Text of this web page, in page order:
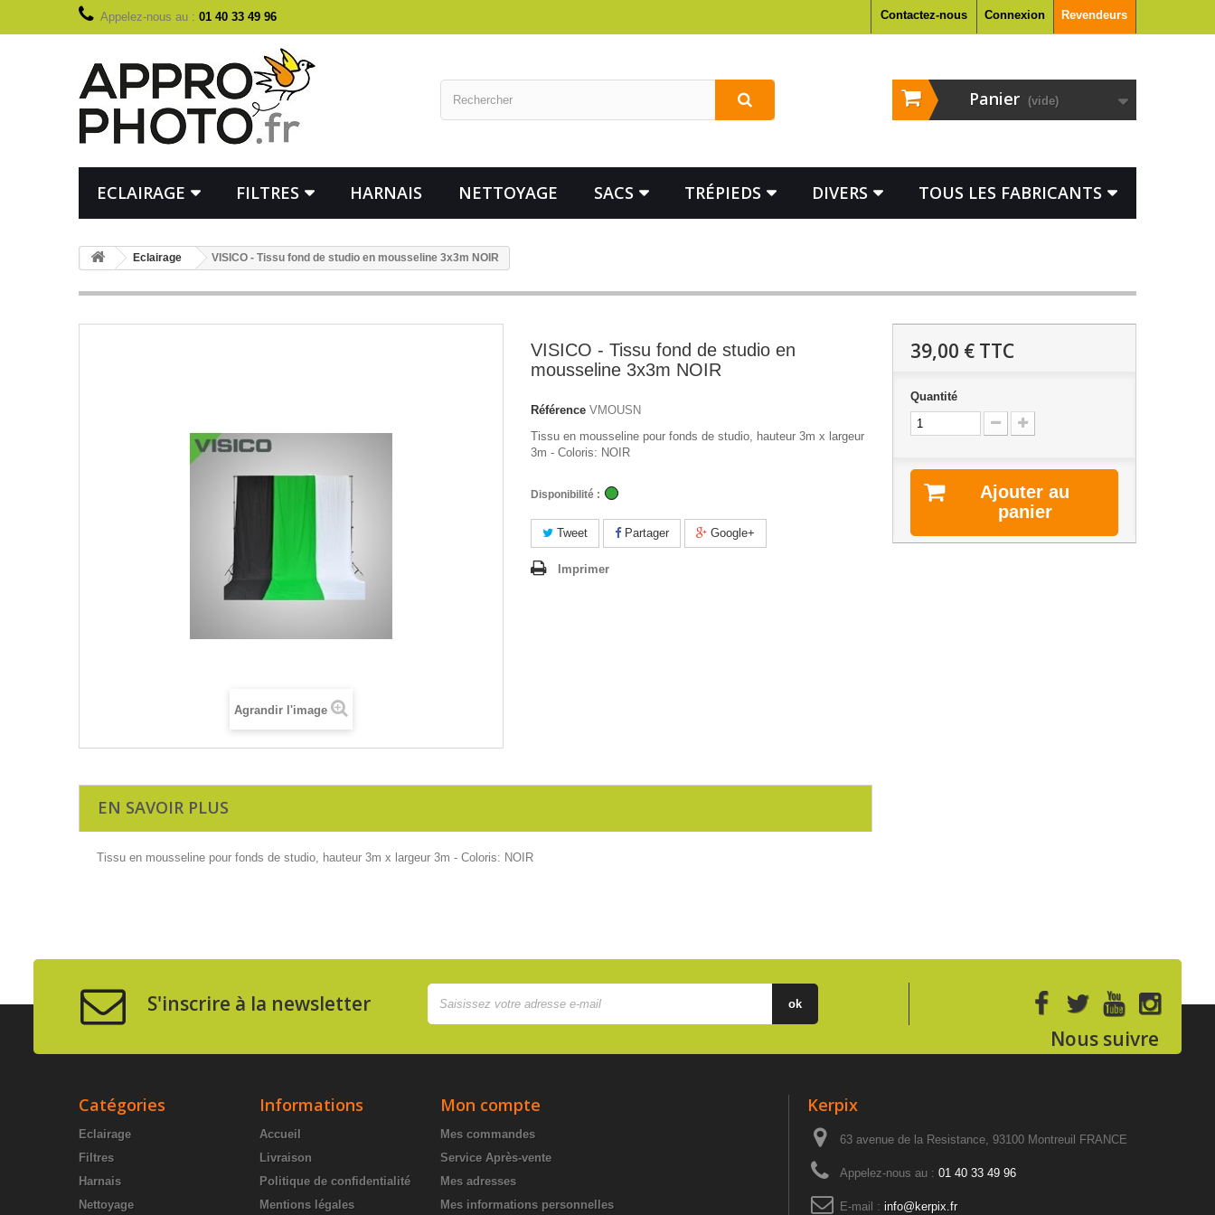
Connexion Revendeurs
Contactez-nous
Appelez-nous au : 01 40 33 49 96
Panier (vide)
ECLAIRAGE FILTRES HARNAIS NETTOYAGE SACS TRÉPIEDS DIVERS TOUS LES FABRICANTS
Eclairage VISICO - Tissu fond de studio en mousseline 3x3m NOIR
Agrandir l'image
VISICO - Tissu fond de studio en
mousseline 3x3m NOIR
Référence VMOUSN
Tissu en mousseline pour fonds de studio, hauteur 3m x largeur
3m - Coloris: NOIR
Disponibilité :
Tweet Partager Google+
Imprimer
39,00 €TTC
Quantité
Ajouter au
panier
EN SAVOIR PLUS
Tissu en mousseline pour fonds de studio, hauteur 3m x largeur 3m - Coloris: NOIR
S'inscrire à la newsletter ok
Nous suivre
Catégories
Eclairage
Filtres
Harnais
Nettoyage
Informations
Accueil
Livraison
Politique de confidentialité
Mentions légales
Mon compte
Mes commandes
Service Après-vente
Mes adresses
Mes informations personnelles
Kerpix
63 avenue de la Resistance, 93100 Montreuil FRANCE
Appelez-nous au : 01 40 33 49 96
E-mail : info@kerpix.fr